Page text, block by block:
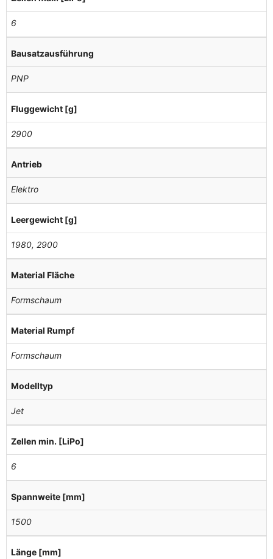
6
Bausatzausführung
PNP
Fluggewicht [g]
2900
Antrieb
Elektro
Leergewicht [g]
1980, 2900
Material Fläche
Formschaum
Material Rumpf
Formschaum
Modelltyp
Jet
Zellen min. [LiPo]
6
Spannweite [mm]
1500
Länge [mm]